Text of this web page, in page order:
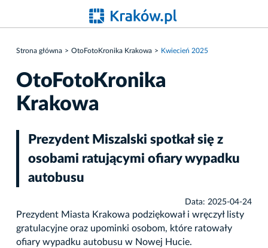
Strona główna OtoFotoKronika Krakowa Kwiecień 2025
OtoFotoKronika
Krakowa
Prezydent Miszalski spotkał się z
osobami ratującymi ofiary wypadku
autobusu
Data: 2025-04-24
Prezydent Miasta Krakowa podziękował i wręczył listy
gratulacyjne oraz upominki osobom, które ratowały
ofiary wypadku autobusu w Nowej Hucie.